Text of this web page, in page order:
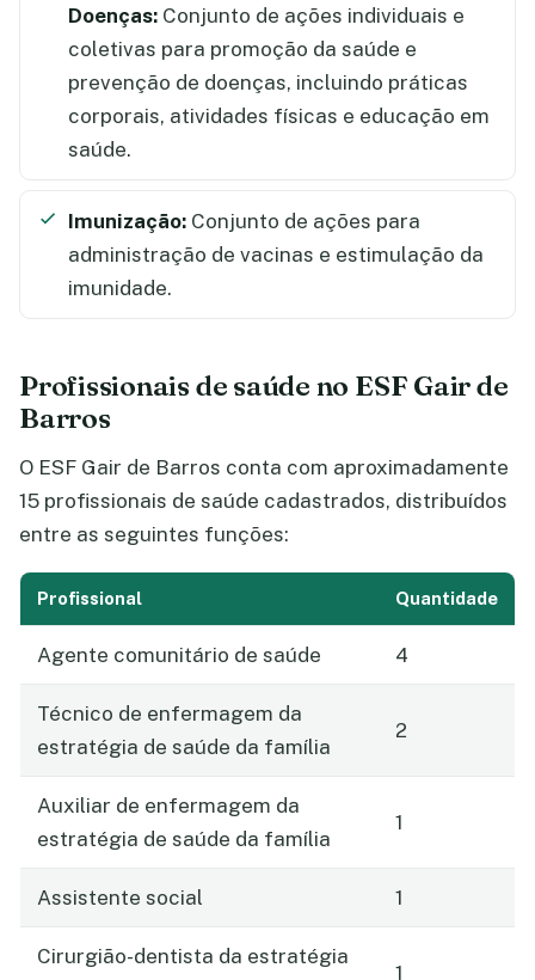
Doenças: Conjunto de ações individuais e
coletivas para promoção da saúde e
prevenção de doenças, incluindo práticas
corporais, atividades físicas e educação em
saúde.
Imunização: Conjunto de ações para
administração de vacinas e estimulação da
imunidade.
Profissionais de saúde no ESF Gair de
Barros
O ESF Gair de Barros conta com aproximadamente
15 profissionais de saúde cadastrados, distribuídos
entre as seguintes funções:
Profissional Quantidade
Agente comunitário de saúde 4
Técnico de enfermagem da
estratégia de saúde da família
2
Auxiliar de enfermagem da
estratégia de saúde da família
1
Assistente social 1
Cirurgião-dentista da estratégia
1